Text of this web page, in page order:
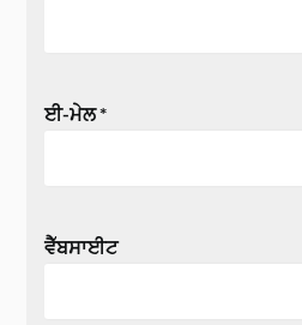
ਈ-ਮੇਲ*
ਵੈੱਬਸਾਈਟ